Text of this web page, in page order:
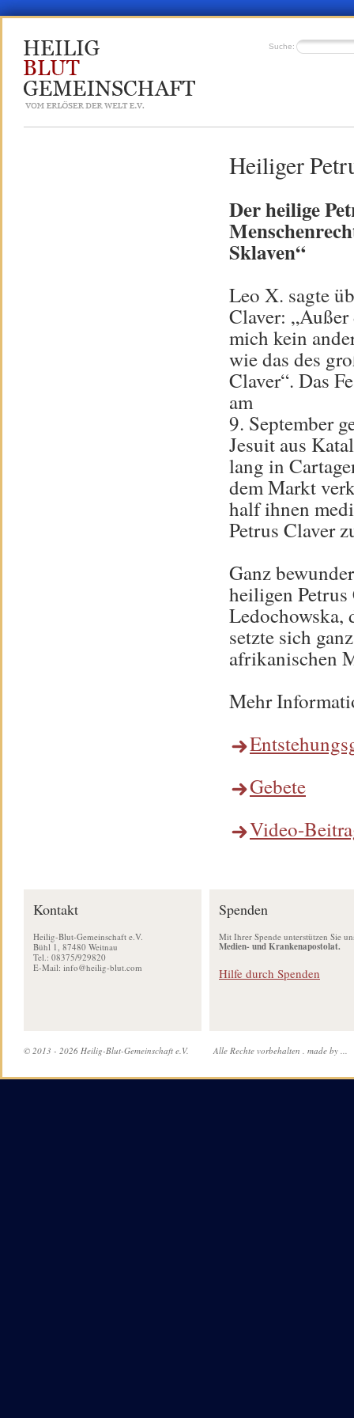
Suche:
Heiliger
Der heilige
Sklaven“
Leo X. sagte
Claver:
mich kein
wie das des
Claver“. Das
am
9. September
Jesuit aus
lang in
dem Markt
half ihnen
Petrus Claver
Ganz
heiligen
Ledochowska,
setzte sich
afrikanischen
Mehr
Gebete
Video-
Kontakt
Heilig-Blut-Gemeinschaft e.V.
Bühl 1, 87480 Weitnau
Tel.: 08375/929820
E-Mail: info@heilig-blut.com
Spenden
Mit Ihrer Spende unterstützen Sie
Medien- und Krankenapostolat.
Hilfe durch Spenden
© 2013 - 2026 Heilig-Blut-Gemeinschaft e.V. Alle Rechte vorbehalten . made by ...